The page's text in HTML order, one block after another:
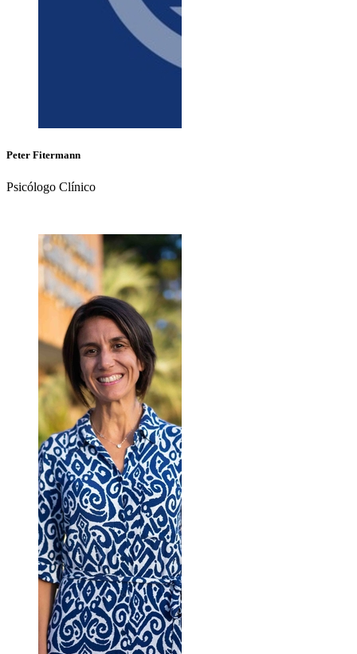
Peter Fitermann
Psicólogo Clínico